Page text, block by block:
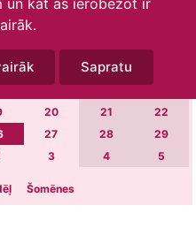
un kāt ās ierobežot ir
Sapratu
S
7
13 14
20 21
22
27 28
29
3 4 5
Šomēnes